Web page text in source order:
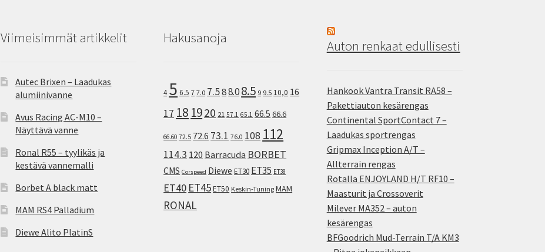
Viimeisimmät artikkelit
Autec Brixen – Laadukas
alumiinivanne
Avus Racing AC-M10 –
Näyttävä vanne
Ronal R55 – tyylikäs ja
kestävä vannemalli
Borbet A black matt
MAM RS4 Palladium
Diewe Alito PlatinS
Hakusanoja
4 5 6.5 7 7.0 7.588.08.5 9 9.5 10,0 16
17 18 1920 21 57.1 65.1 66.5 66.6
66.60 72.5 72.6 73.1 76.0 108 112
114.3 120 Barracuda BORBET
CMS Corspeed Diewe ET30 ET35 ET38
ET40 ET45ET50 Keskin-Tuning MAM
RONAL
Auton renkaat edullisesti
Hankook Vantra Transit RA58 –
Pakettiauton kesärengas
Continental SportContact 7 –
Laadukas sportrengas
Gripmax Inception A/T –
Allterrain rengas
Rotalla ENJOYLAND H/T RF10 –
Maasturit ja Crossoverit
Milever MA352 – auton
kesärengas
BFGoodrich Mud-Terrain T/A KM3